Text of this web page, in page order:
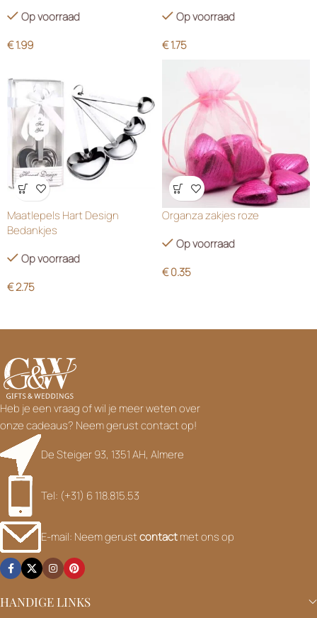
Op voorraad
€1.99
Op voorraad
€1.75
Wensenlijst
Maatlepels Hart Design
Bedankjes
Op voorraad
€2.75
Wensenlijst
Organza zakjes roze
Op voorraad
€0.35
Heb je een vraag of wil je meer weten over
onze cadeaus? Neem gerust contact op!
De Steiger 93, 1351 AH, Almere
Tel: (+31) 6 118.815.53
E-mail: Neem gerustcontactmet ons op
HANDIGE LINKS